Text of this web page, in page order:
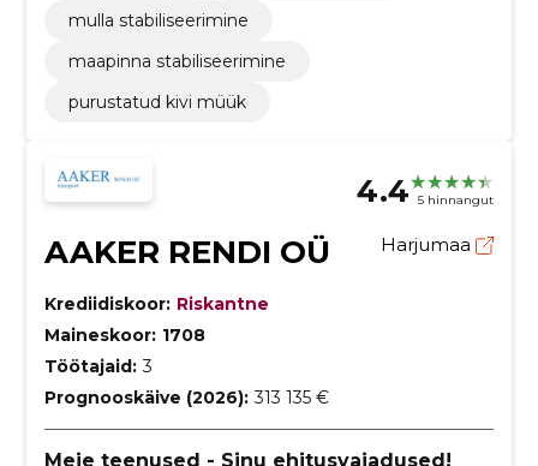
mulla stabiliseerimine
maapinna stabiliseerimine
purustatud kivi müük
4.4 5 hinnangut
AAKER RENDI OÜ Harjumaa
Krediidiskoor: Riskantne
Maineskoor: 1708
Töötajaid: 3
Prognooskäive (2026): 313 135 €
Meie teenused - Sinu ehitusvajadused!